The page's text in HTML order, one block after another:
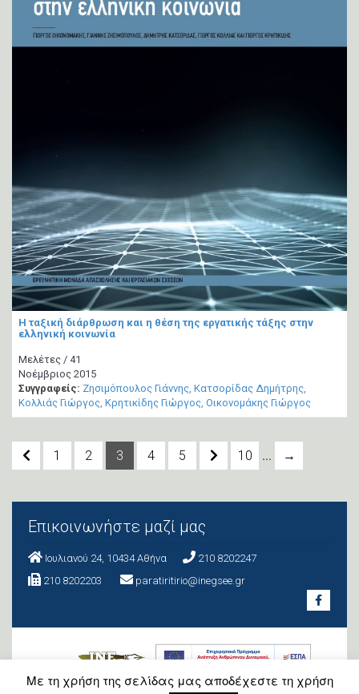
Η ταξική διάρθρωση και η θέση της εργατικής τάξης στην
ελληνική κοινωνία
Μελέτες / 41
Νοέμβριος 2015
Συγγραφείς: Ζησιμόπουλος Γιάννης Κατσορίδας Δημήτρης
Κολλιάς Γιώργος Κρητικίδης Γιώργος Οικονομάκης Γιώργος
1 2 3 4 5 10 ... →
Επικοινωνήστε μαζί μας
Ιουλιανού 24, 10434 Aθήνα
210 8202247
210 8202203
paratiritirio@inegsee.gr
Με τη χρήση της σελίδας μας αποδέχεστε τη χρήση